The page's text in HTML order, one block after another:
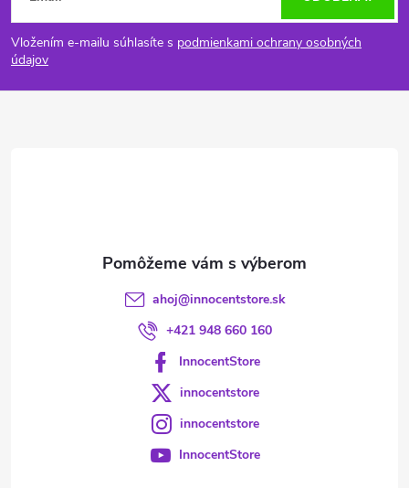
á
p
Vložením e-mailu súhlasíte s podmienkami ochrany osobných
údajov
ahoj@innocentstore.sk
+421 948 660 160
InnocentStore
innocentstore
innocentstore
InnocentStore